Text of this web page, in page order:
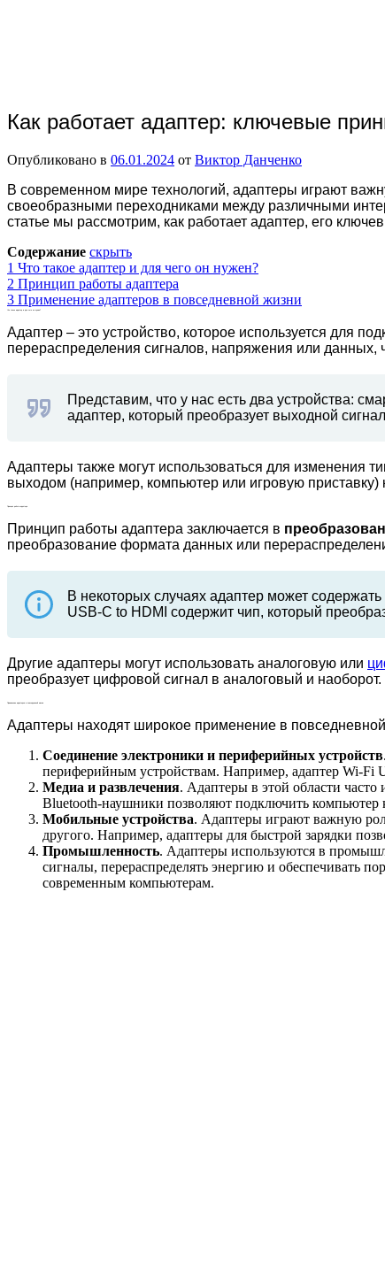
Как работает адаптер: ключевые
Опубликовано в 06.01.2024 от Виктор Данченко
В современном мире технологий, адаптеры играют
своеобразными переходниками между различными
статье мы рассмотрим, как работает адаптер, его
Содержание скрыть
1 Что такое адаптер и для чего он нужен?
2 Принцип работы адаптера
3 Применение адаптеров в повседневной жизни
Что такое адаптер и для чего он нужен?
Адаптер – это устройство, которое используется для
перераспределения сигналов, напряжения или данных,
Представим, что у нас есть два устройства:
адаптер, который преобразует выходной
Адаптеры также могут использоваться для изменения
выходом (например, компьютер или игровую приставку)
Принцип работы адаптера
Принцип работы адаптера заключается в
преобразование формата данных или
В некоторых случаях адаптер может
USB-C to HDMI содержит чип, который
Другие адаптеры могут использовать аналоговую или
преобразует цифровой сигнал в аналоговый и наоборот.
Применение адаптеров в повседневной жизни
Адаптеры находят широкое применение в
Соединение электроники и периферийных устройств
периферийным устройствам. Например, адаптер Wi-Fi
Медиа и развлечения. Адаптеры в этой области
Bluetooth-наушники позволяют подключить компьютер
Мобильные устройства. Адаптеры играют важную
другого. Например, адаптеры для быстрой зарядки
Промышленность. Адаптеры используются в
сигналы, перераспределять энергию и обеспечивать
современным компьютерам.